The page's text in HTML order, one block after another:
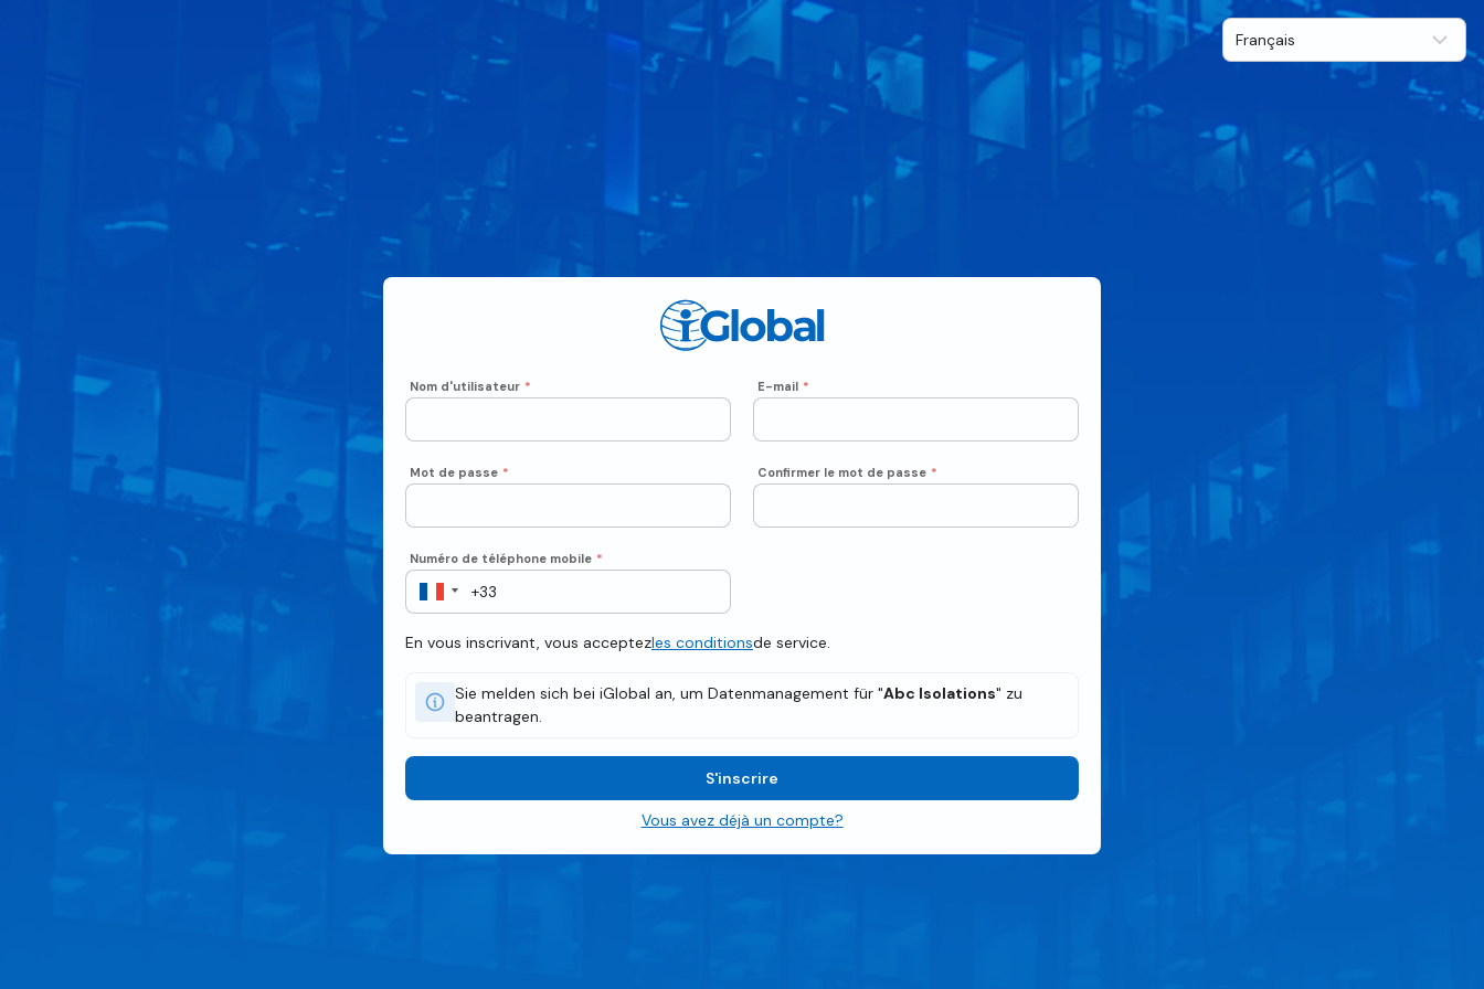
Nom d'utilisateur * E-mail *
Mot de passe * Confirmer le mot de passe *
Numéro de téléphone mobile *
En vous inscrivant, vous acceptezles conditionsde service.
Sie melden sich bei iGlobal an, um Datenmanagement für "Abc Isolations" zu
beantragen.
S'inscrire
Vous avez déjà un compte?